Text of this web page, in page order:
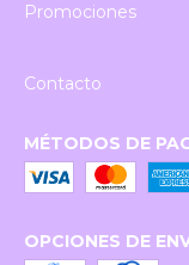
Promociones
Contacto
MÉTODOS DE
OPCIONES DE